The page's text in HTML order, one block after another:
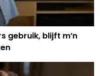
gebruik, blijft m’n